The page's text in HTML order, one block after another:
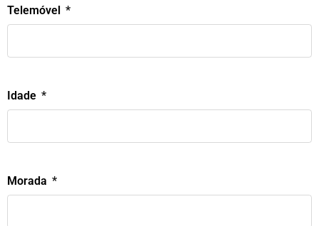
Telemóvel
Idade
Morada